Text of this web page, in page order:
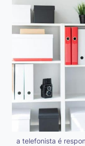
a telefonista é